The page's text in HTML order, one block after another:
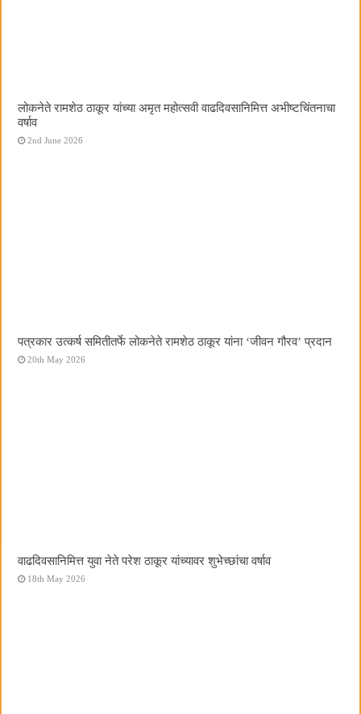
लोकनेते रामशेठ ठाकूर यांच्या अमृत महोत्सवी वाढदिवसानिमित्त अभीष्टचिंतनाचा
वर्षाव
2nd June 2026
पत्रकार उत्कर्ष समितीतर्फे लोकनेते रामशेठ ठाकूर यांना ‌‘जीवन गौरव‌’ प्रदान
20th May 2026
वाढदिवसानिमित्त युवा नेते परेश ठाकूर यांच्यावर शुभेच्छांचा वर्षाव
18th May 2026